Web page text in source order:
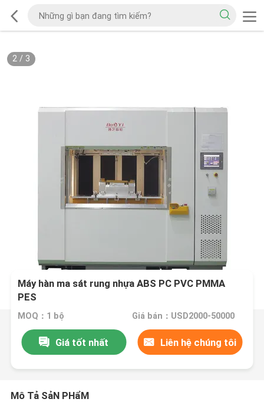
2/ 3
Máy hàn ma sát rung nhựa ABS PC PVC PMMA
PES
MOQ：1 bộ Giá bán：USD2000-50000
Giá tốt nhất Liên hệ chúng tôi
Mô Tả SảN PHẩM